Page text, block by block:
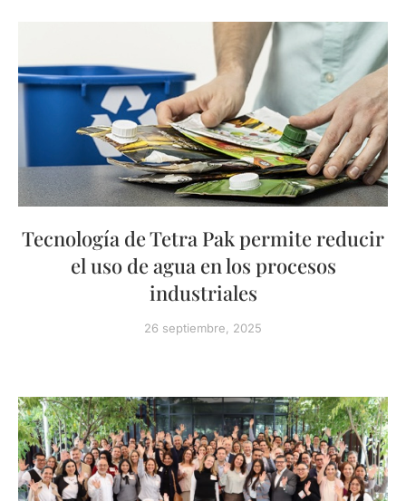
Tecnología de Tetra Pak permite reducir
el uso de agua en los procesos
industriales
26 septiembre, 2025